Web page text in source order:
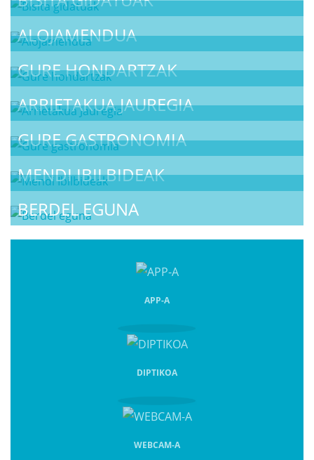
ALOJAMENDUA
GURE HONDARTZAK
ARRIETAKUA JAUREGIA
GURE GASTRONOMIA
MENDI IBILBIDEAK
BERDEL EGUNA
APP-A
DIPTIKOA
WEBCAM-A